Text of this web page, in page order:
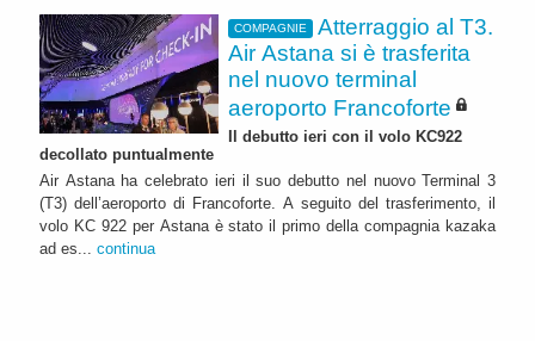
COMPAGNIE
Atterraggio al T3.
Air Astana si è trasferita
nel nuovo terminal
aeroporto Francoforte
Il debutto ieri con il volo KC922
decollato puntualmente
Air Astana ha celebrato ieri il suo debutto nel nuovo Terminal 3
(T3) dell’aeroporto di Francoforte. A seguito del trasferimento, il
volo KC 922 per Astana è stato il primo della compagnia kazaka
ad es... continua